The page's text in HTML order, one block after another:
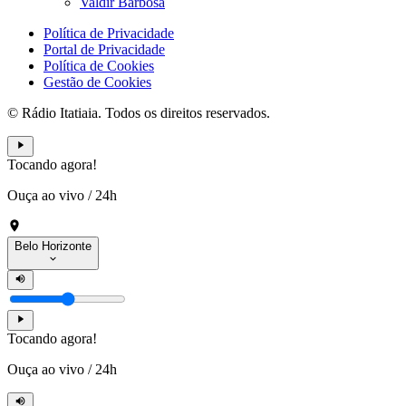
Política de Privacidade
Portal de Privacidade
Política de Cookies
Gestão de Cookies
© Rádio Itatiaia. Todos os direitos reservados.
Tocando agora!
Ouça ao vivo / 24h
Belo Horizonte
Tocando agora!
Ouça ao vivo / 24h